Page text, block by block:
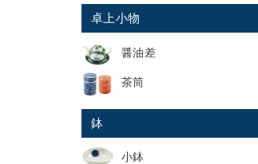
卓上小物
醤油差
茶筒
鉢
小鉢